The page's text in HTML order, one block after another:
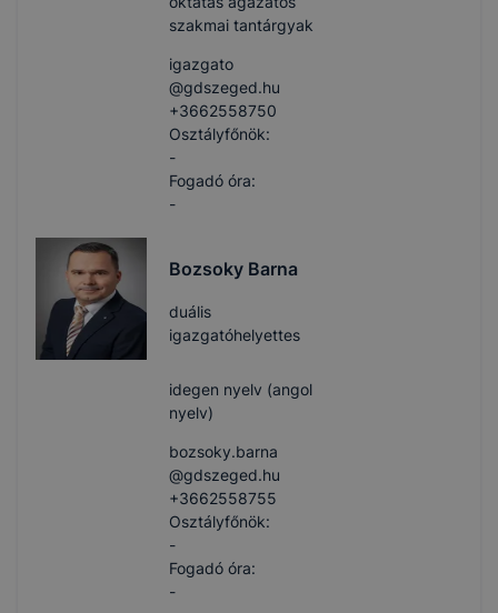
szakmai tantárgyak
igazgato​
@gdszeged.hu
+3662558750
Osztályfőnök:
-
Fogadó óra:
-
Bozsoky Barna
duális
igazgatóhelyettes
idegen nyelv (angol
nyelv)
bozsoky.barna​
@gdszeged.hu
+3662558755
Osztályfőnök:
-
Fogadó óra:
-